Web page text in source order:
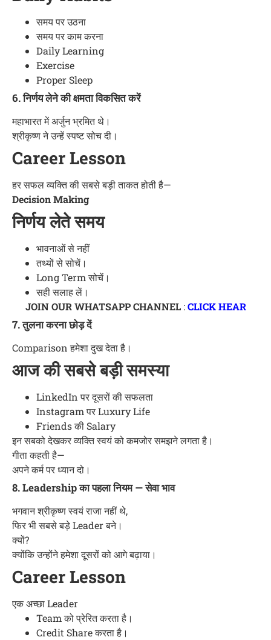
समय पर उठना
समय पर काम करना
Daily Learning
Exercise
Proper Sleep
6. निर्णय लेने की क्षमता विकसित करें
महाभारत में अर्जुन भ्रमित थे।
श्रीकृष्ण ने उन्हें स्पष्ट सोच दी।
Career Lesson
हर सफल व्यक्ति की सबसे बड़ी ताकत होती है—
Decision Making
निर्णय लेते समय
भावनाओं से नहीं
तथ्यों से सोचें।
Long Term सोचें।
सही सलाह लें।
JOIN OUR WHATSAPP CHANNEL:CLICK HEAR
7. तुलना करना छोड़ दें
Comparison हमेशा दुख देता है।
आज की सबसे बड़ी समस्या
LinkedIn पर दूसरों की सफलता
Instagram पर Luxury Life
Friends की Salary
इन सबको देखकर व्यक्ति स्वयं को कमजोर समझने लगता है।
गीता कहती है—
अपने कर्म पर ध्यान दो।
8. Leadership का पहला नियम — सेवा भाव
भगवान श्रीकृष्ण स्वयं राजा नहीं थे,
फिर भी सबसे बड़े Leader बने।
क्यों?
क्योंकि उन्होंने हमेशा दूसरों को आगे बढ़ाया।
Career Lesson
एक अच्छा Leader
Team को प्रेरित करता है।
Credit Share करता है।